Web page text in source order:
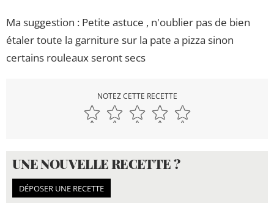
Ma suggestion : Petite astuce , n'oublier pas de bien
étaler toute la garniture sur la pate a pizza sinon
certains rouleaux seront secs
NOTEZ CETTE RECETTE
UNE NOUVELLE RECETTE ?
DÉPOSER UNE RECETTE